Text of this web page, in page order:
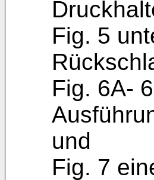
Fig. 5
Fig. 6A-
und
Fig. 7